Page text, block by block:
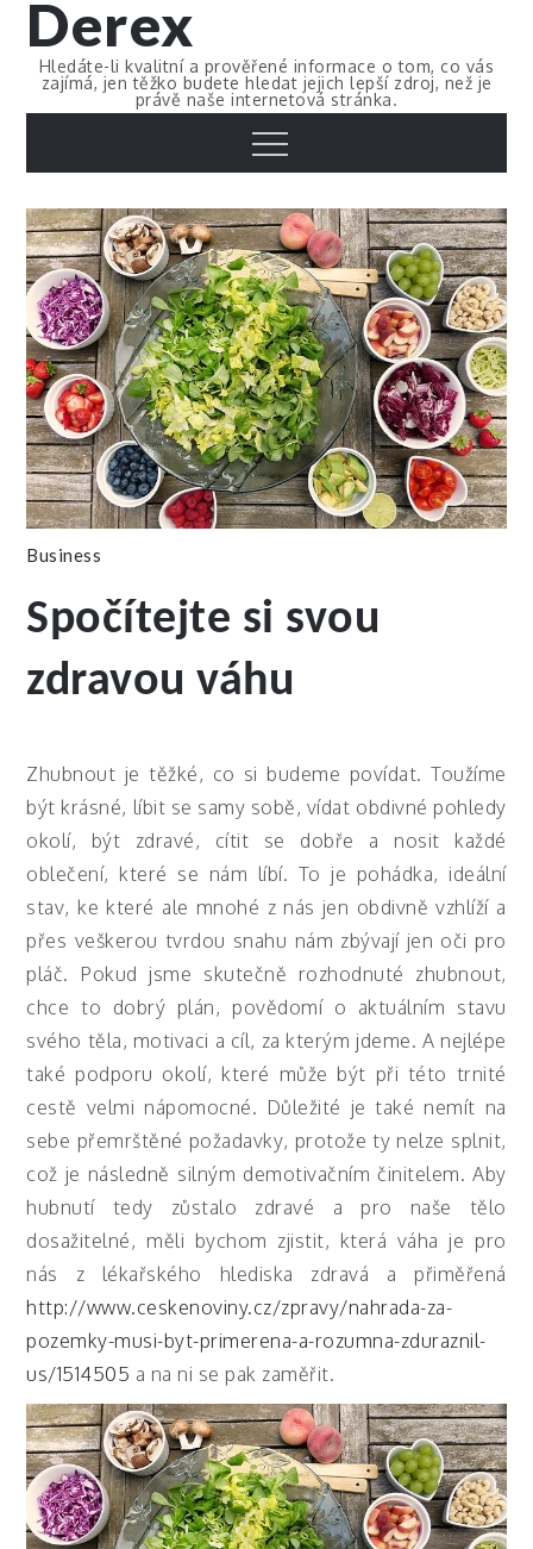
Skip
content
Derex
Hledáte-li kvalitní a prověřené informace o tom, co vás
zajímá, jen těžko budete hledat jejich lepší zdroj, než je
právě naše internetová stránka.
Menu
Business
Spočítejte si svou
zdravou váhu
Zhubnout je těžké, co si budeme povídat. Toužíme
být krásné, líbit se samy sobě, vídat obdivné pohledy
okolí, být zdravé, cítit se dobře a nosit každé
oblečení, které se nám líbí. To je pohádka, ideální
stav, ke které ale mnohé z nás jen obdivně vzhlíží a
přes veškerou tvrdou snahu nám zbývají jen oči pro
pláč. Pokud jsme skutečně rozhodnuté zhubnout,
chce to dobrý plán, povědomí o aktuálním stavu
svého těla, motivaci a cíl, za kterým jdeme. A nejlépe
také podporu okolí, které může být při této trnité
cestě velmi nápomocné. Důležité je také nemít na
sebe přemrštěné požadavky, protože ty nelze splnit,
což je následně silným demotivačním činitelem. Aby
hubnutí tedy zůstalo zdravé a pro naše tělo
dosažitelné, měli bychom zjistit, která váha je pro
nás z lékařského hlediska zdravá a přiměřená
http://www.ceskenoviny.cz/zpravy/nahrada-za-
pozemky-musi-byt-primerena-a-rozumna-zduraznil-
us/1514505 a na ni se pak zaměřit.